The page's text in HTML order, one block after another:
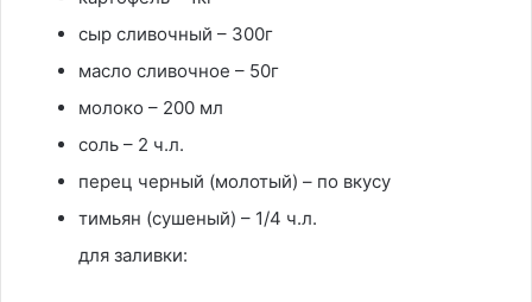
сыр сливочный – 300г
масло сливочное – 50г
молоко – 200 мл
соль – 2 ч.л.
перец черный (молотый) – по вкусу
тимьян (сушеный) – 1/4 ч.л.
для заливки: